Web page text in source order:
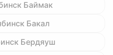
Баймак
Бакал
Бердяуш